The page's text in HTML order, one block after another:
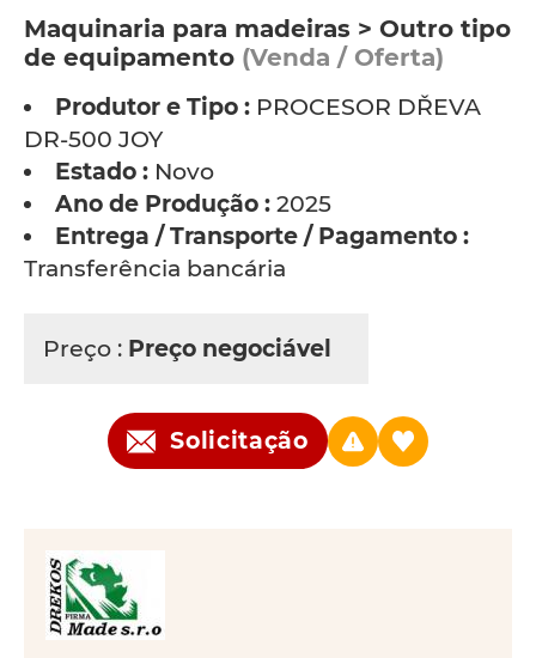
Maquinaria para madeiras > Outro tipo
de equipamento (Venda / Oferta)
Produtor e Tipo : PROCESOR DŘEVA
DR-500 JOY
Estado : Novo
Ano de Produção : 2025
Entrega / Transporte / Pagamento :
Transferência bancária
Preço : Preço negociável
Solicitação